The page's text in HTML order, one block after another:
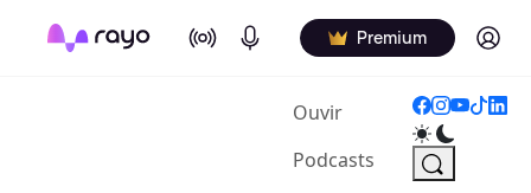
On Air Podcasts Premium Log in
Ouvir(current)
Podcasts